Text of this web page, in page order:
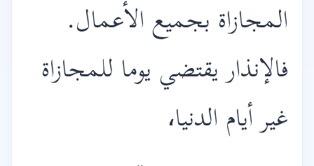
المجازاة بجميع الأعمال.
فالإنذار يقتضي يوما للمجازاة
غير أيام الدنيا،